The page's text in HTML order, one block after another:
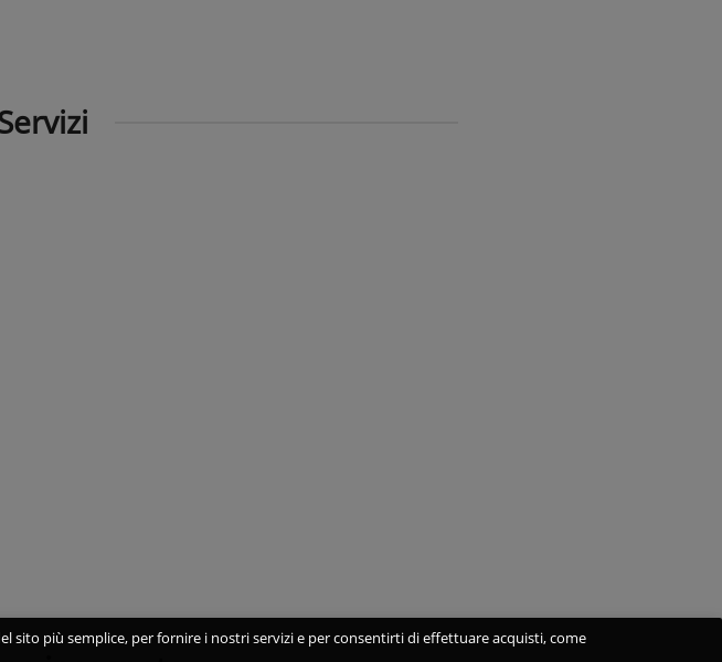
sito più semplice, per fornire i nostri servizi e per consentirti di effettuare acquisti, come